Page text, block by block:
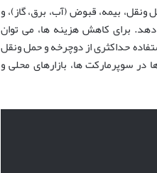
بیمه، قبوض (آب، برق، گاز)، و
برای کاهش هزینه ها، می توان
حداکثری از دوچرخه و حمل ونقل
در سوپرمارکت ها، بازارهای محلی و